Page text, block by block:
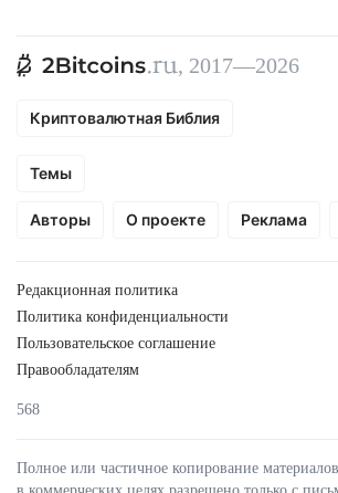
, 2017—2026
Криптовалютная Библия
Темы
Авторы О проекте Реклама
Редакционная политика
Политика конфиденциальности
Пользовательское соглашение
Правообладателям
568
Полное или частичное копирование